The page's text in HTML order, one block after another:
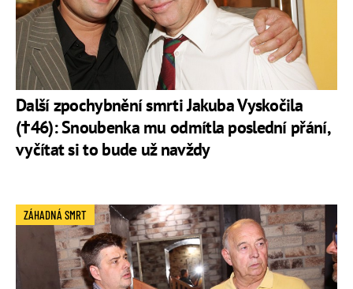
Další zpochybnění smrti Jakuba Vyskočila
(†46): Snoubenka mu odmítla poslední přání,
vyčítat si to bude už navždy
ZÁHADNÁ SMRT